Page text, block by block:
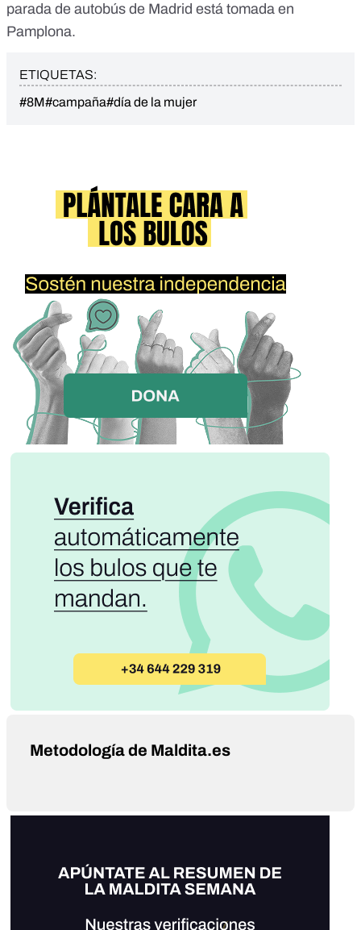
parada de autobús de Madrid está tomada en
Pamplona.
ETIQUETAS:
#8M#campaña#día de la mujer
Metodología de Maldita.es